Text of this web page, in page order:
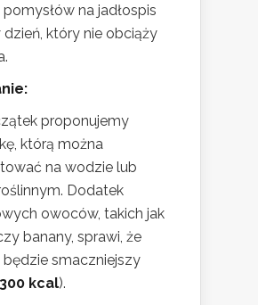
na jadłospis
dzień, który nie obciąży
proponujemy
którą można
na wodzie lub
Dodatek
owoców, takich jak
banany, sprawi, że
będzie smaczniejszy
300 kcal).